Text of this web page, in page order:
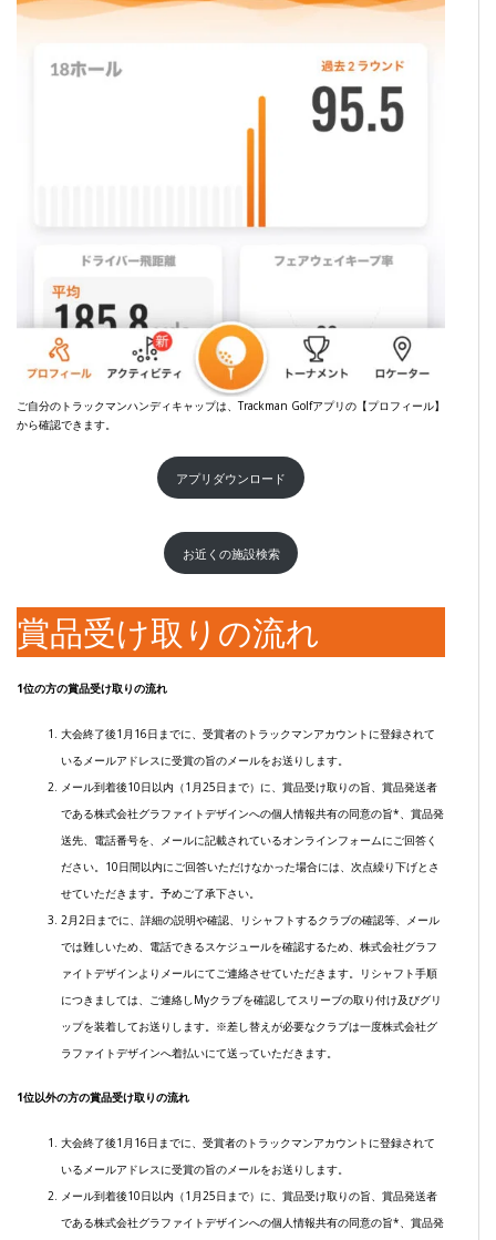
ご自分のトラックマンハンディキャップは、Trackman Golfアプリの【プロフィール】
から確認できます。
アプリダウンロード
お近くの施設検索
賞品受け取りの流れ
1位の方の賞品受け取りの流れ
大会終了後1月16日までに、受賞者のトラックマンアカウントに登録されて
いるメールアドレスに受賞の旨のメールをお送りします。
メール到着後10日以内（1月25日まで）に、賞品受け取りの旨、賞品発送者
である株式会社グラファイトデザインへの個人情報共有の同意の旨*、賞品発
送先、電話番号を、メールに記載されているオンラインフォームにご回答く
ださい。10日間以内にご回答いただけなかった場合には、次点繰り下げとさ
せていただきます。予めご了承下さい。
2月2日までに、詳細の説明や確認、リシャフトするクラブの確認等、メール
では難しいため、電話できるスケジュールを確認するため、株式会社グラフ
ァイトデザインよりメールにてご連絡させていただきます。リシャフト手順
につきましては、ご連絡しMyクラブを確認してスリーブの取り付け及びグリ
ップを装着してお送りします。※差し替えが必要なクラブは一度株式会社グ
ラファイトデザインへ着払いにて送っていただきます。
1位以外の方の賞品受け取りの流れ
大会終了後1月16日までに、受賞者のトラックマンアカウントに登録されて
いるメールアドレスに受賞の旨のメールをお送りします。
メール到着後10日以内（1月25日まで）に、賞品受け取りの旨、賞品発送者
である株式会社グラファイトデザインへの個人情報共有の同意の旨*、賞品発